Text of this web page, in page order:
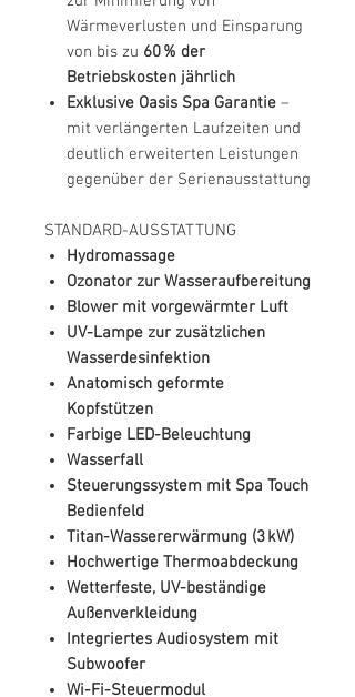
Wärmeverlusten und Einsparung
von bis zu 60 % der
Betriebskosten jährlich
Exklusive Oasis Spa Garantie –
mit verlängerten Laufzeiten und
deutlich erweiterten Leistungen
gegenüber der Serienausstattung
STANDARD-AUSSTATTUNG
Hydromassage
Ozonator zur Wasseraufbereitung
Blower mit vorgewärmter Luft
UV-Lampe zur zusätzlichen
Wasserdesinfektion
Anatomisch geformte
Kopfstützen
Farbige LED-Beleuchtung
Wasserfall
Steuerungssystem mit Spa Touch
Bedienfeld
Titan-Wassererwärmung (3 kW)
Hochwertige Thermoabdeckung
Wetterfeste, UV-beständige
Außenverkleidung
Integriertes Audiosystem mit
Subwoofer
Wi-Fi-Steuermodul